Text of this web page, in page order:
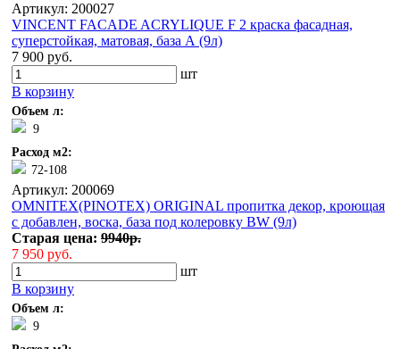
Артикул: 200027
VINCENT FACADE ACRYLIQUE F 2 краска фасадная,
суперстойкая, матовая, база А (9л)
7 900 руб.
шт
В корзину
Объем л:
9
Расход м2:
72-108
Артикул: 200069
OMNITEX(PINOTEX) ORIGINAL пропитка декор, кроющая
с добавлен, воска, база под колеровку BW (9л)
Старая цена: 9940р.
7 950 руб.
шт
В корзину
Объем л:
9